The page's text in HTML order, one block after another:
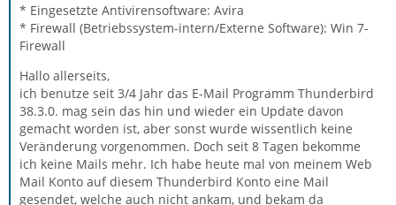
* Eingesetzte Antivirensoftware: Avira
* Firewall (Betriebssystem-intern/Externe Software): Win 7-
Firewall
Hallo allerseits,
ich benutze seit 3/4 Jahr das E-Mail Programm Thunderbird
38.3.0. mag sein das hin und wieder ein Update davon
gemacht worden ist, aber sonst wurde wissentlich keine
Veränderung vorgenommen. Doch seit 8 Tagen bekomme
ich keine Mails mehr. Ich habe heute mal von meinem Web
Mail Konto auf diesem Thunderbird Konto eine Mail
gesendet, welche auch nicht ankam, und bekam da